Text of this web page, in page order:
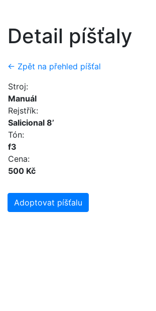
Detail píšťaly
← Zpět na přehled píšťal
Stroj:
Manuál
Rejstřík:
Salicional 8’
Tón:
f3
Cena:
500 Kč
Adoptovat píšťalu